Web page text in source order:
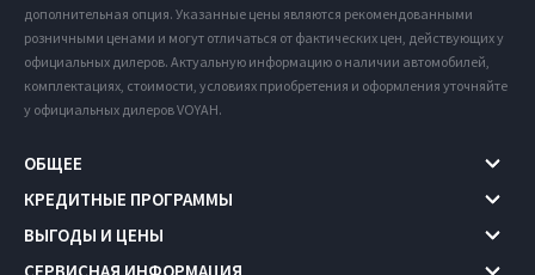
дополнительная опция. Указанные цены являются рекомендованными
розничными ценами и могут отличаться от фактических цен, действующих у
официальных дилеров. Актуальную информацию о наличии автомобилей,
комплектациях, стоимости, условиях приобретения и оформления уточняйте
у официальных дилеров VOYAH.
ОБЩЕЕ
КРЕДИТНЫЕ ПРОГРАММЫ
ВЫГОДЫ И ЦЕНЫ